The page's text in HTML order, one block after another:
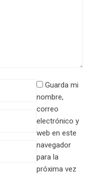
Guarda mi
nombre,
correo
electrónico y
web en este
navegador
para la
próxima vez